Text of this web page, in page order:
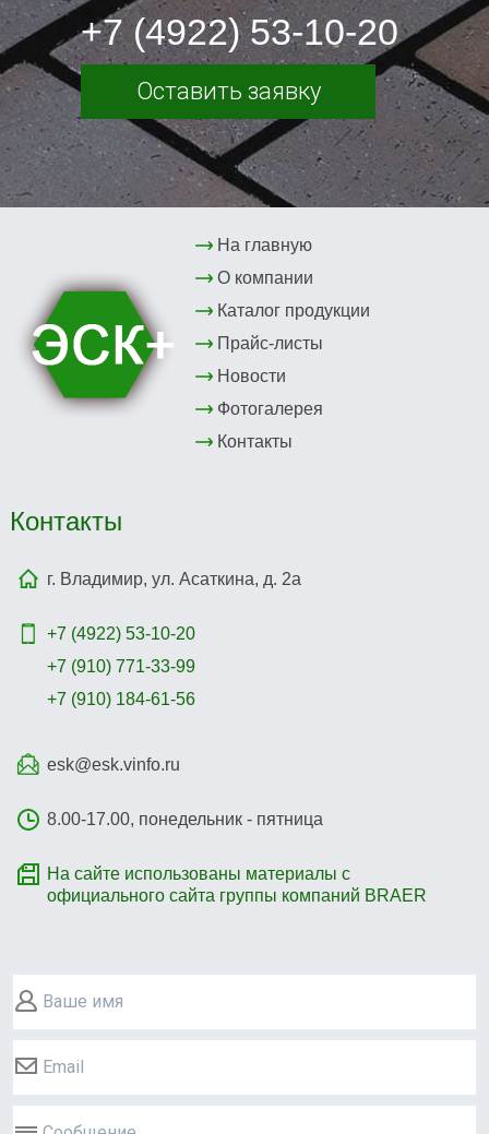
+7 (4922) 53-10-20
Оставить заявку
На главную
О компании
Каталог продукции
Прайс-листы
Новости
Фотогалерея
Контакты
Контакты
г. Владимир, ул. Асаткина, д. 2а
+7 (4922) 53-10-20
+7 (910) 771-33-99
+7 (910) 184-61-56
esk@esk.vinfo.ru
8.00-17.00, понедельник - пятница
На сайте использованы материалы с
официального сайта группы компаний BRAER
Ваше имя
Email